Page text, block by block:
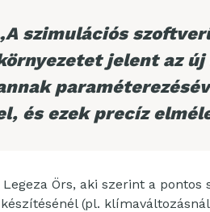
szimulációs
jelent az
és ezek precíz
Örs, aki szerint a
(pl.